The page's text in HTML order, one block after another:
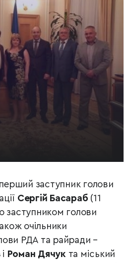
заступник голови
Сергій Басараб (11
заступником голови
очільники
РДА та райради –
і Роман Дячукта міський